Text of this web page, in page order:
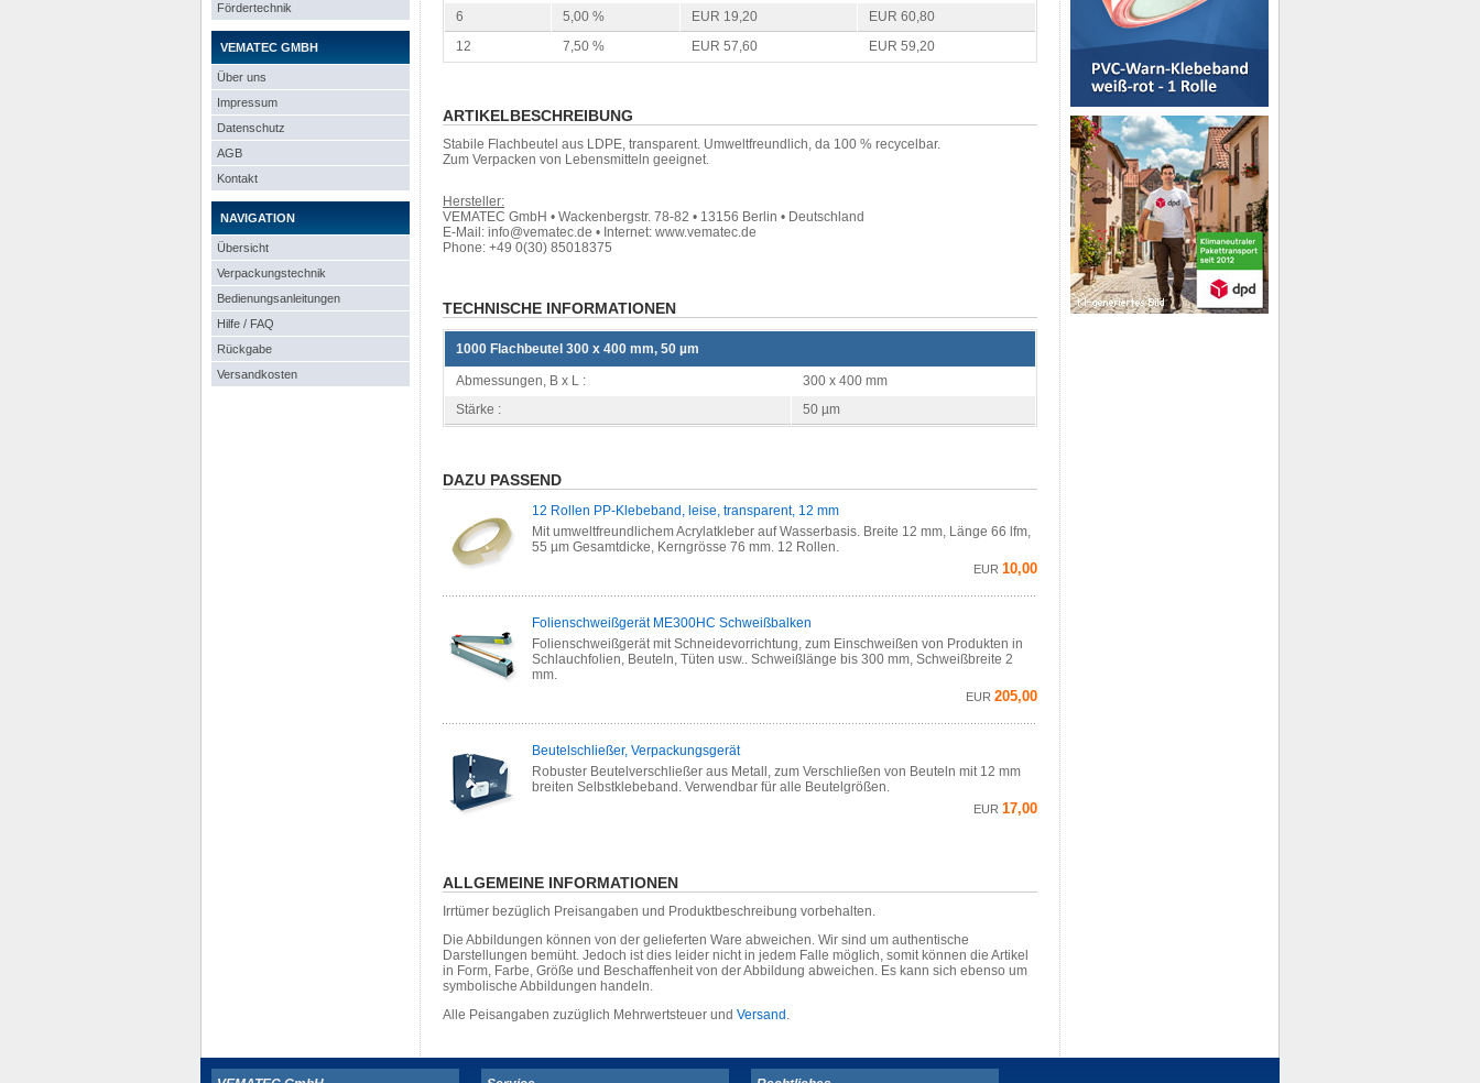
Fördertechnik
VEMATEC GMBH
Über uns
Impressum
Datenschutz
AGB
Kontakt
NAVIGATION
Übersicht
Verpackungstechnik
Bedienungsanleitungen
Hilfe / FAQ
Rückgabe
Versandkosten
6
5,00 % EUR 19,20
EUR 60,80
12
7,50 % EUR 57,60 EUR 59,20
ARTIKELBESCHREIBUNG
Stabile Flachbeutel aus LDPE, transparent. Umweltfreundlich, da 100 % recycelbar.
Zum Verpacken von Lebensmitteln geeignet.
Hersteller:
VEMATEC GmbH • Wackenbergstr. 78-82 • 13156 Berlin • Deutschland
E-Mail: info@vematec.de • Internet: www.vematec.de
Phone: +49 0(30) 85018375
TECHNISCHE INFORMATIONEN
1000 Flachbeutel 300 x 400 mm, 50 µm
Abmessungen, B x L :
300 x 400 mm
Stärke :
50 µm
DAZU PASSEND
12 Rollen PP-Klebeband, leise, transparent, 12 mm
Mit umweltfreundlichem Acrylatkleber auf Wasserbasis. Breite 12 mm, Länge 66 lfm,
55 µm Gesamtdicke, Kerngrösse 76 mm. 12 Rollen.
EUR 10,00
Folienschweißgerät ME300HC Schweißbalken
Folienschweißgerät mit Schneidevorrichtung, zum Einschweißen von Produkten in
Schlauchfolien, Beuteln, Tüten usw.. Schweißlänge bis 300 mm, Schweißbreite 2
mm.
EUR 205,00
Beutelschließer, Verpackungsgerät
Robuster Beutelverschließer aus Metall, zum Verschließen von Beuteln mit 12 mm
breiten Selbstklebeband. Verwendbar für alle Beutelgrößen.
EUR 17,00
ALLGEMEINE INFORMATIONEN
Irrtümer bezüglich Preisangaben und Produktbeschreibung vorbehalten.
Die Abbildungen können von der gelieferten Ware abweichen. Wir sind um authentische
Darstellungen bemüht. Jedoch ist dies leider nicht in jedem Falle möglich, somit können die Artikel
in Form, Farbe, Größe und Beschaffenheit von der Abbildung abweichen. Es kann sich ebenso um
symbolische Abbildungen handeln.
Alle Peisangaben zuzüglich Mehrwertsteuer und Versand .